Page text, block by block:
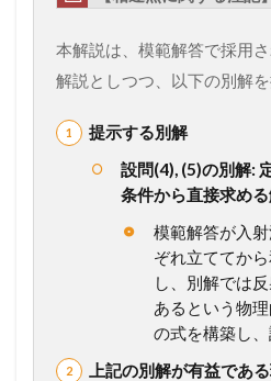
ま
め
】
一
問
を
未
の
完
本解説は、模範解答で採用
解説としつつ、以下の別解を
提示する別解
設問(4), (5)の別解:
条件から直接求め
模範解答が入
ぞれ立ててか
し、別解では
あるという物
の式を構築し、
上記の別解が有益であ